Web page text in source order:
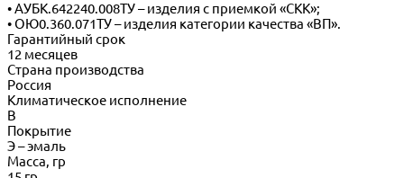
• АУБК.642240.008ТУ – изделия с приемкой «СКК»;
• ОЮ0.360.071ТУ – изделия категории качества «ВП».
Гарантийный срок
12 месяцев
Страна производства
Россия
Климатическое исполнение
В
Покрытие
Э – эмаль
Масса, гр